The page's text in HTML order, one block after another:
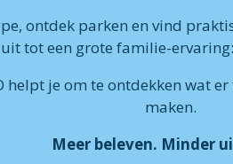
ontdek parken en vind
tot een grote familie-
helpt je om te ontdekken wat
maken.
Meer beleven. Minder